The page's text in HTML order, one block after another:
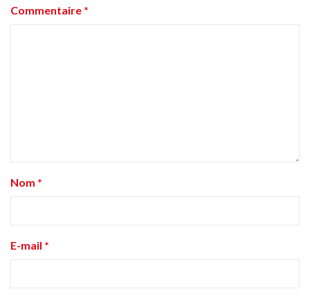
Commentaire *
Nom *
E-mail *